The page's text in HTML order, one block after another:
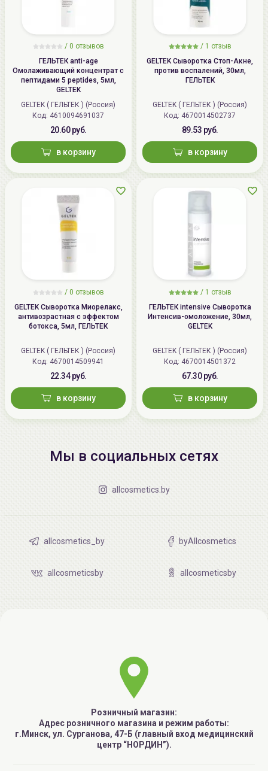
/ 0 отзывов
ГЕЛЬТЕК anti-age
Омолаживающий концентрат с
пептидами 5 peptides, 5мл,
GELTEK
GELTEK ( ГЕЛЬТЕК ) (Россия)
Код: 4610094691037
20.60 руб.
в корзину
/ 1 отзыв
GELTEK Сыворотка Стоп-Акне,
против воспалений, 30мл,
ГЕЛЬТЕК
GELTEK ( ГЕЛЬТЕК ) (Россия)
Код: 4670014502737
89.53 руб.
в корзину
/ 0 отзывов
GELTEK Сыворотка Миорелакс,
антивозрастная с эффектом
ботокса, 5мл, ГЕЛЬТЕК
GELTEK ( ГЕЛЬТЕК ) (Россия)
Код: 4670014509941
22.34 руб.
в корзину
/ 1 отзыв
ГЕЛЬТЕК intensive Сыворотка
Интенсив-омоложение, 30мл,
GELTEK
GELTEK ( ГЕЛЬТЕК ) (Россия)
Код: 4670014501372
67.30 руб.
в корзину
Мы в социальных сетях
allcosmetics.by
allcosmetics_by byAllcosmetics
allcosmeticsby allcosmeticsby
Розничный магазин:
Адрес розничного магазина и режим работы:
г.Минск, ул. Сурганова, 47-Б (главный вход медицинский
центр “НОРДИН”).